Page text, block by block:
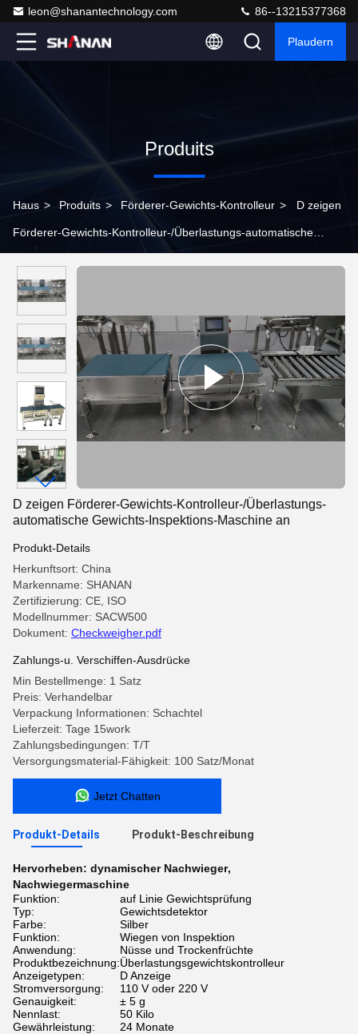
leon@shanantechnology.com 86--13215377368
Plaudern
Produits
Haus > Produits > Förderer-Gewichts-Kontrolleur > D zeigen
Förderer-Gewichts-Kontrolleur-/Überlastungs-automatische
D zeigen Förderer-Gewichts-Kontrolleur-/Überlastungs-
automatische Gewichts-Inspektions-Maschine an
Produkt-Details
Herkunftsort: China
Markenname: SHANAN
Zertifizierung: CE, ISO
Modellnummer: SACW500
Dokument: Checkweigher.pdf
Zahlungs-u. Verschiffen-Ausdrücke
Min Bestellmenge: 1 Satz
Preis: Verhandelbar
Verpackung Informationen: Schachtel
Lieferzeit: Tage 15work
Zahlungsbedingungen: T/T
Versorgungsmaterial-Fähigkeit: 100 Satz/Monat
Jetzt Chatten
Produkt-Details Produkt-Beschreibung
Hervorheben: dynamischer Nachwieger,
Nachwiegermaschine
Funktion:
auf Linie Gewichtsprüfung
Typ:
Gewichtsdetektor
Farbe:
Silber
Funktion:
Wiegen von Inspektion
Anwendung:
Nüsse und Trockenfrüchte
Produktbezeichnung:Überlastungsgewichtskontrolleur
Anzeigetypen:
D Anzeige
Stromversorgung:
110 V oder 220 V
Genauigkeit:
± 5 g
Nennlast:
50 Kilo
Gewährleistung:
24 Monate